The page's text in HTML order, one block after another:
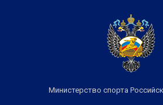
Министерство спорта